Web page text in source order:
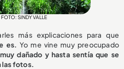
SINDY VALLE
más explicaciones para que
es. Yo me vine muy preocupado
dañado y hasta sentía que se
las fotos.